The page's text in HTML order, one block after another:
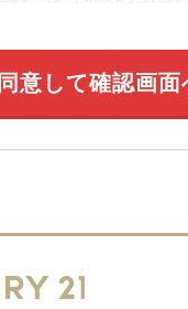
同意して確認画面